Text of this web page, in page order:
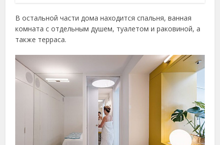
В остальной части дома находится спальня, ванная
комната с отдельным душем, туалетом и раковиной, а
также терраса.